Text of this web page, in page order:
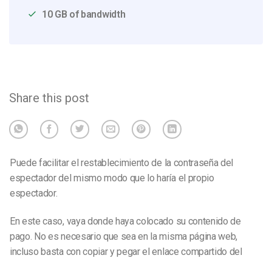
10 GB of bandwidth
Share this post
Puede facilitar el restablecimiento de la contraseña del
espectador del mismo modo que lo haría el propio
espectador.
En este caso, vaya donde haya colocado su contenido de
pago. No es necesario que sea en la misma página web,
incluso basta con copiar y pegar el enlace compartido del